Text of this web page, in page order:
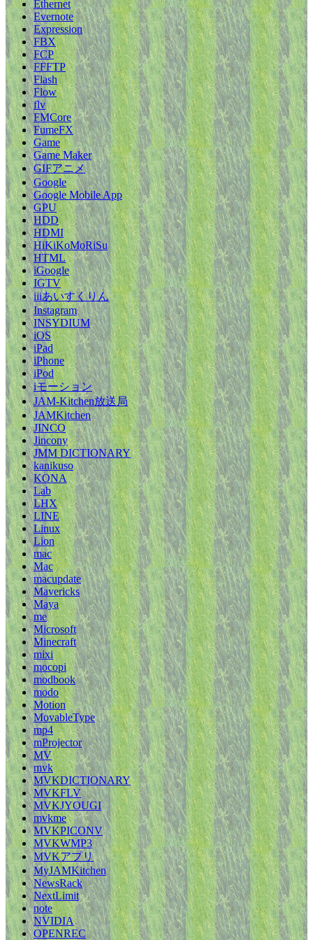
Ethernet
Evernote
Expression
FBX
FCP
FFFTP
Flash
Flow
flv
FMCore
FumeFX
Game
Game Maker
GIFアニメ
Google
Google Mobile App
GPU
HDD
HDMI
HiKiKoMoRiSu
HTML
iGoogle
IGTV
iiiあいすくりん
Instagram
INSYDIUM
iOS
iPad
iPhone
iPod
iモーション
JAM-Kitchen放送局
JAMKitchen
JINCO
Jincony
JMM DICTIONARY
kanikuso
KONA
Lab
LHX
LINE
Linux
Lion
mac
Mac
macupdate
Mavericks
Maya
me
Microsoft
Minecraft
mixi
mocopi
modbook
modo
Motion
MovableType
mp4
mProjector
MV
mvk
MVKDICTIONARY
MVKFLV
MVKJYOUGI
mvkme
MVKPICONV
MVKWMP3
MVKアプリ
MyJAMKitchen
NewsRack
NextLimit
note
NVIDIA
OPENREC